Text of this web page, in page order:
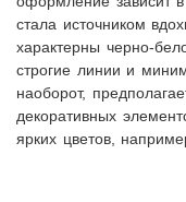
стала источником
характерны черно-
строгие линии и
наоборот,
декоративных
ярких цветов,